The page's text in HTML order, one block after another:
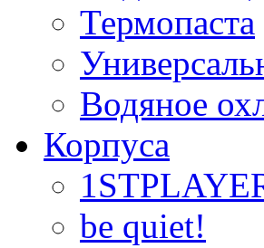
Термопаста
Водяное
Корпуса
be quiet!